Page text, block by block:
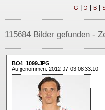
G O B| S
115684 Bilder gefunden -
BO4_1099.JPG
Aufgenommen: 2012-07-03 08:33:10